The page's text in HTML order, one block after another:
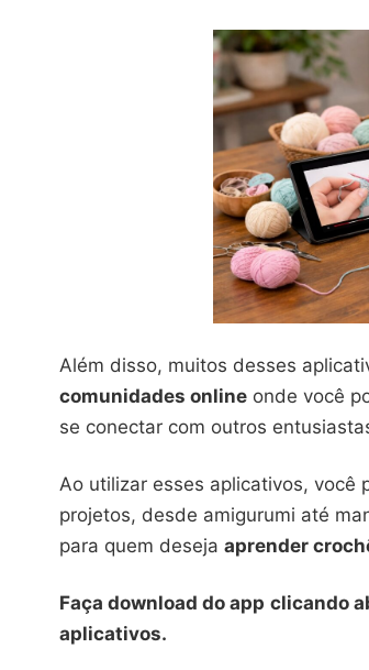
Além disso, muitos desses
comunidades online onde você
se conectar com outros
Ao utilizar esses aplicativos, você
projetos, desde amigurumi até
para quem deseja aprender
Faça download do app clicando
aplicativos.